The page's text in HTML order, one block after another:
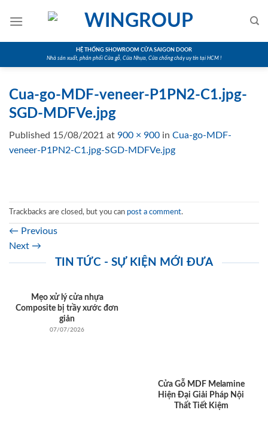
HỆ THỐNG SHOWROOM CỬA SAIGON DOOR
Nhà sản xuất, phân phối Cửa gỗ, Cửa Nhựa, Cửa chống cháy uy tín tại HCM !
Cua-go-MDF-veneer-P1PN2-C1.jpg-
SGD-MDFVe.jpg
Published 15/08/2021 at 900 × 900 in Cua-go-MDF-
veneer-P1PN2-C1.jpg-SGD-MDFVe.jpg
Trackbacks are closed, but you can post a comment.
← Previous
Next →
TIN TỨC - SỰ KIỆN MỚI ĐƯA
Mẹo xử lý cửa nhựa
Composite bị trầy xước đơn
giản
07/07/2026
Cửa Gỗ MDF Melamine
Hiện Đại Giải Pháp Nội
Thất Tiết Kiệm